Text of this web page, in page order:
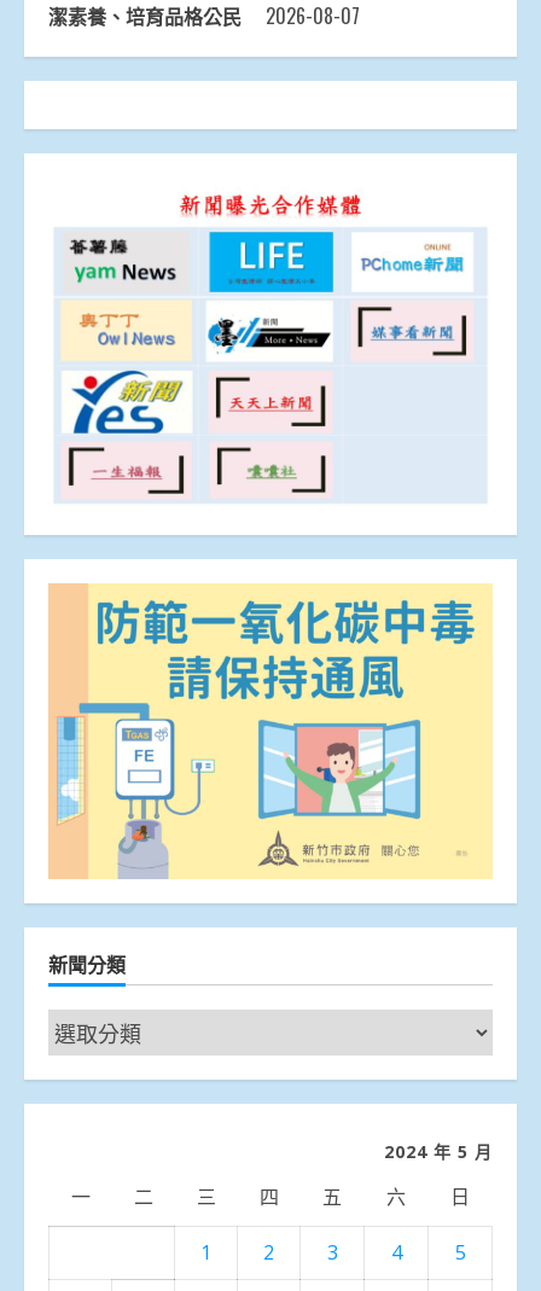
潔素養、培育品格公民
2026-08-07
新聞分類
新
聞
分
2024 年 5 月
一 二 三 四 五 六 日
1 2 3 4 5